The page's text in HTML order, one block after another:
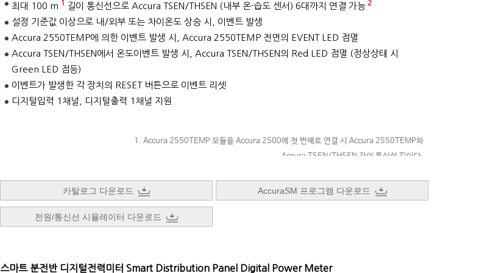
최대 100 m 1 길이 통신선으로 Accura TSEN/THSEN (내부 온·습도 센서) 6대까지 연결 가능 2
설정 기준값 이상으로 내/외부 또는 차이온도 상승 시, 이벤트 발생
Accura 2550TEMP에 의한 이벤트 발생 시, Accura 2550TEMP 전면의 EVENT LED 점멸
Accura TSEN/THSEN에서 온도이벤트 발생 시, Accura TSEN/THSEN의 Red LED 점멸 (정상상태 시
Green LED 점등)
이벤트가 발생한 각 장치의 RESET 버튼으로 이벤트 리셋
디지털입력 1채널, 디지털출력 1채널 지원
1. Accura 2550TEMP 모듈을 Accura 2500에 첫 번째로 연결 시 Accura 2550TEMP와
Accura TSEN/THSEN 간의 통신선 길이다.
카탈로그 다운로드 AccuraSM 프로그램 다운로드
전원/통신선 시뮬레이터 다운로드
스마트 분전반 디지털전력미터 Smart Distribution Panel Digital Power Meter